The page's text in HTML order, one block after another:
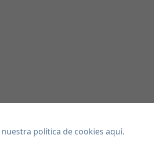
nuestra política de cookies aquí.